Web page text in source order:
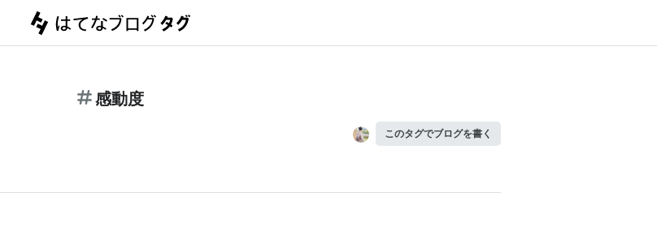
感動度
このタグでブログを書く